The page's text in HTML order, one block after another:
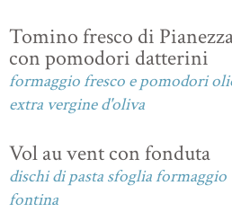
Tomino fresco di
con pomodori datterini
formaggio fresco e pomodori
extra vergine d'oliva
Vol au vent con fonduta
dischi di pasta sfoglia formaggio
fontina